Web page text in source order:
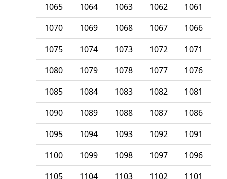
1061
1062
1063
1064
1065
1066
1067
1068
1069
1070
1071
1072
1073
1074
1075
1076
1077
1078
1079
1080
1081
1082
1083
1084
1085
1086
1087
1088
1089
1090
1091
1092
1093
1094
1095
1096
1097
1098
1099
1100
1101
1102
1103
1104
1105